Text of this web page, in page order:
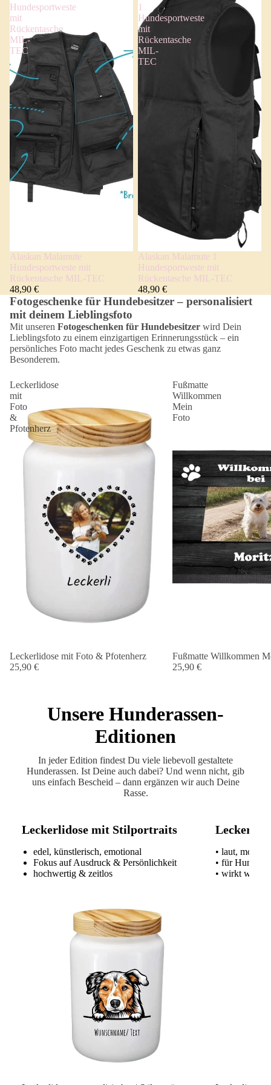
Hundesportweste
mit
Rückentasche
MIL-
TEC
Alaskan Malamute
Hundesportweste mit
Rückentasche MIL-TEC
48,90 €
1
Hundesportweste
mit
Rückentasche
MIL-
TEC
Alaskan Malamute 1
Hundesportweste mit
Rückentasche MIL-TEC
48,90 €
Fotogeschenke für Hundebesitzer – personalisiert
mit deinem Lieblingsfoto
Mit unseren Fotogeschenken für Hundebesitzer wird Dein
Lieblingsfoto zu einem einzigartigen Erinnerungsstück – ein
persönliches Foto macht jedes Geschenk zu etwas ganz
Besonderem.
Leckerlidose
mit
Foto
&
Pfotenherz
Leckerlidose mit Foto & Pfotenherz
25,90 €
Fußmatte
Willkommen
Mein
Foto
Fußmatte Willkommen
25,90 €
Unsere Hunderassen-
Editionen
In jeder Edition findest Du viele liebevoll gestaltete
Hunderassen. Ist Deine auch dabei? Und wenn nicht, gib
uns einfach Bescheid – dann ergänzen wir auch Deine
Rasse.
Leckerlidose mit Stilportraits
edel, künstlerisch, emotional
Fokus auf Ausdruck & Persönlichkeit
hochwertig & zeitlos
• laut,
• für
• wirkt wie